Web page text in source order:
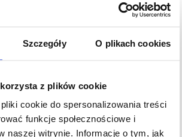
Szczegóły O plikach cookies
z plików cookie
cookie do spersonalizowania treści
funkcje społecznościowe i
naszej witrynie. Informacje o tym, jak
18. IF2016 = 3.764. MNiSW2016 = 25.
Natkańska U, Kwiatkowska A, Rawska
Lewińska A, Wnuk M. 2016. Copy
number variations of genes involved
in stress responses reflect the redox
state and DNA damage in brewing